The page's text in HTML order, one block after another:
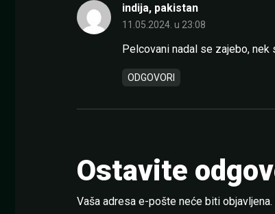
indija, pakistan
11.05.2024. u 23:08
Pelcovani nadal se zajebo,
ODGOVORI
Ostavite
Vaša adresa e-pošte neće biti objavljena.